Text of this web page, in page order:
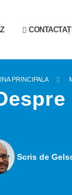
PRINCIPALA
Scris de